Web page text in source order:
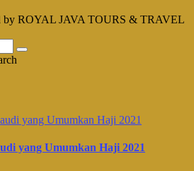
by ROYAL JAVA TOURS & TRAVEL
yang Umumkan Haji 2021